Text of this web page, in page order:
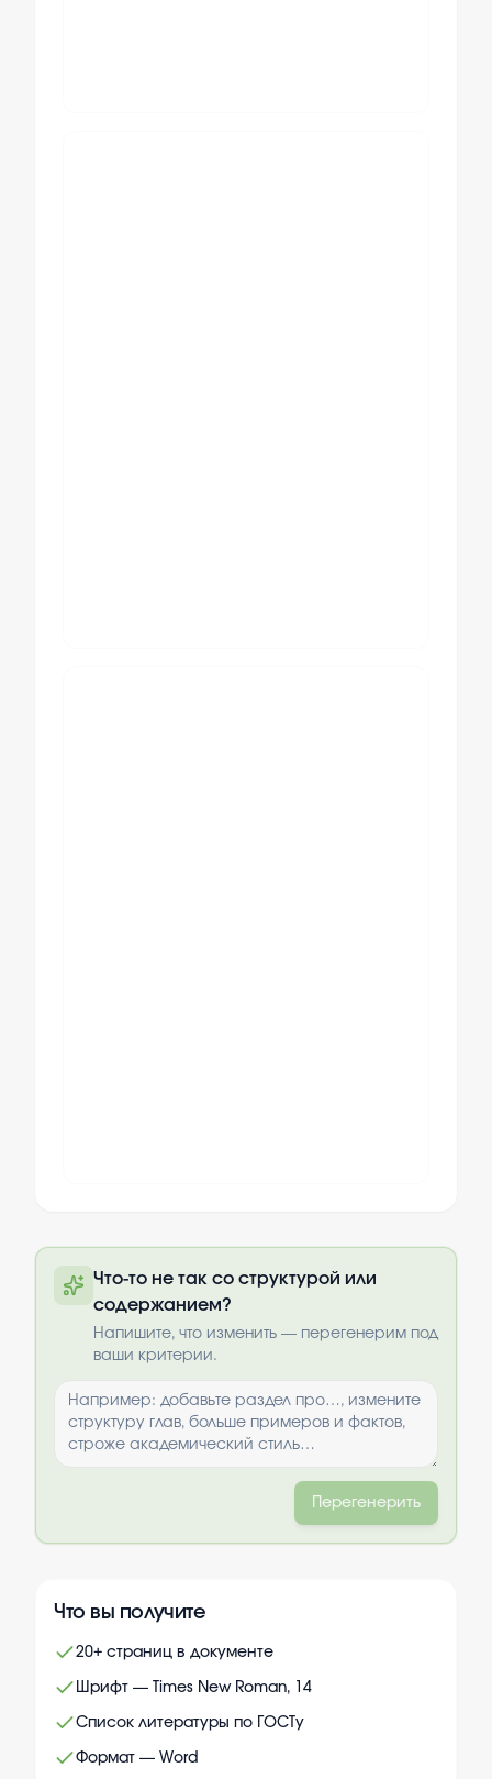
оплаты
Что-то не так со структурой или
содержанием?
Напишите, что изменить — перегенерим под
ваши критерии.
Перегенерить
Что вы получите
20+ страниц в документе
Шрифт — Times New Roman, 14
Список литературы по ГОСТу
Формат — Word